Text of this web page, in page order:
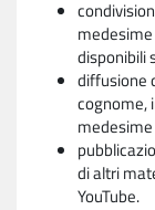
disponibili
diffusione
cognome,
di altri
YouTube.